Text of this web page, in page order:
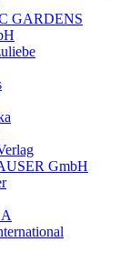
GARDENS
GmbH